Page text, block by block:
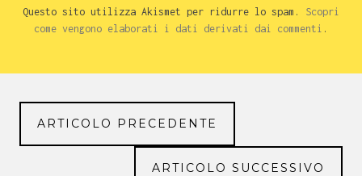
Questo sito utilizza Akismet per ridurre lo spam. Scopri
come vengono elaborati i dati derivati dai commenti .
ARTICOLO PRECEDENTE
ARTICOLO SUCCESSIVO